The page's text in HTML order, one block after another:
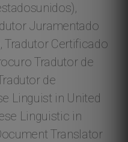
Juramentado
Tradutor Certificado
Tradutor de
de
Linguist in United
Linguistic in
Translator